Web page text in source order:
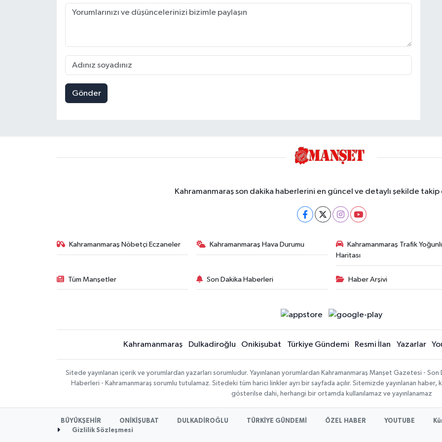
Gönder
Kahramanmaraş son dakika haberlerini en güncel ve detaylı şekilde
Kahramanmaraş Nöbetçi Eczaneler Kahramanmaraş Hava Durumu
Kahramanmaraş Trafik
Haritası
Tüm Manşetler Son Dakika Haberleri Haber Arşivi
Kahramanmaraş Dulkadiroğlu Onikişubat Türkiye Gündemi Resmi İlan Yazarlar
Sitede yayınlanan içerik ve yorumlardan yazarları sorumludur. Yayınlanan yorumlardan Kahramanmaraş Manşet Gazetesi -
Haberleri - Kahramanmaraş sorumlu tutulamaz. Sitedeki tüm harici linkler ayrı bir sayfada açılır. Sitemizde yayınlanan haber,
gösterilse dahi, herhangi bir ortamda kullanılamaz ve yayınlanamaz
BÜYÜKŞEHİR ONİKİŞUBAT DULKADİROĞLU TÜRKİYE GÜNDEMİ ÖZEL HABER YOUTUBE
Gizlilik Sözleşmesi